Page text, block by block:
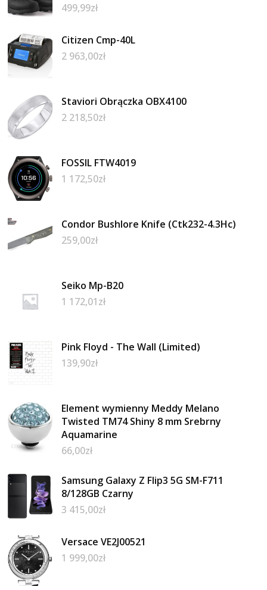
499,99zł
Citizen Cmp-40L
2 963,00zł
Staviori Obrączka OBX4100
2 218,50zł
FOSSIL FTW4019
1 172,50zł
Condor Bushlore Knife (Ctk232-4.3Hc)
259,00zł
Seiko Mp-B20
1 172,01zł
Pink Floyd - The Wall (Limited)
139,90zł
Element wymienny Meddy Melano
Twisted TM74 Shiny 8 mm Srebrny
Aquamarine
66,00zł
Samsung Galaxy Z Flip3 5G SM-F711
8/128GB Czarny
3 415,00zł
Versace VE2J00521
1 999,00zł